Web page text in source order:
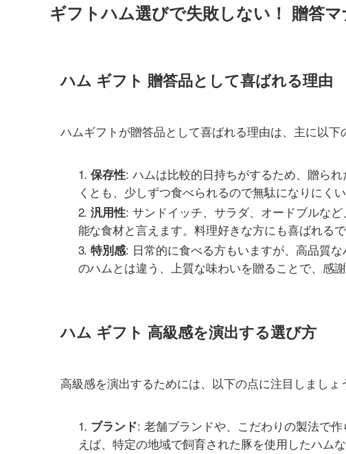
ギフトハム選びで失敗しない！ 贈答
ハム ギフト 贈答品として喜ばれる理由
ハムギフトが贈答品として喜ばれる理由は、主に以下
保存性: ハムは比較的日持ちがするため、贈ら
くとも、少しずつ食べられるので無駄になりにくい
汎用性: サンドイッチ、サラダ、オードブルな
能な食材と言えます。料理好きな方にも喜ばれるで
特別感: 日常的に食べる方もいますが、高品質
のハムとは違う、上質な味わいを贈ることで、感
ハム ギフト 高級感を演出する選び方
高級感を演出するためには、以下の点に注目しましょ
ブランド: 老舗ブランドや、こだわりの製法で
えば、特定の地域で飼育された豚を使用したハム